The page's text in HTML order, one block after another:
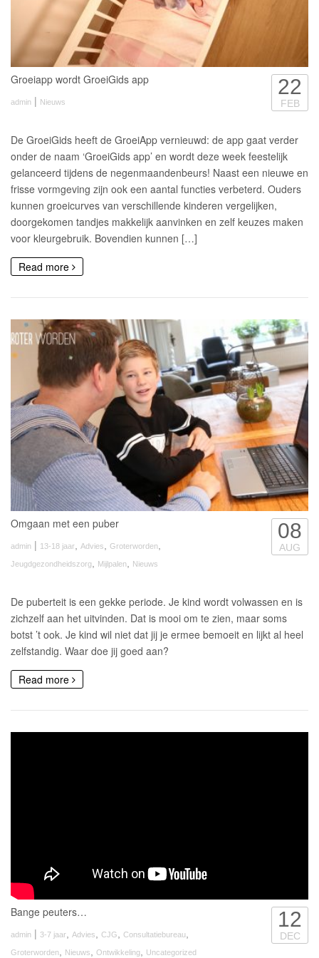
Groeiapp wordt GroeiGids app
admin | Nieuws
22
FEB
De GroeiGids heeft de GroeiApp vernieuwd: de app gaat verder
onder de naam ‘GroeiGids app’ en wordt deze week feestelijk
gelanceerd tijdens de negenmaandenbeurs! Naast een nieuwe en
frisse vormgeving zijn ook een aantal functies verbeterd. Ouders
kunnen groeicurves van verschillende kinderen vergelijken,
doorgekomen tandjes makkelijk aanvinken en zelf keuzes maken
voor kleurgebruik. Bovendien kunnen […]
Read more
Omgaan met een puber
admin | 13-18 jaar, Advies, Groterworden,
Jeugdgezondheidszorg, Mijlpalen, Nieuws
08
AUG
De puberteit is een gekke periode. Je kind wordt volwassen en is
zichzelf aan het uitvinden. Dat is mooi om te zien, maar soms
botst ’t ook. Je kind wil niet dat jij je ermee bemoeit en lijkt al heel
zelfstandig. Waar doe jij goed aan?
Read more
Bange peuters…
admin | 3-7 jaar, Advies, CJG, Consultatiebureau,
Groterworden, Nieuws, Ontwikkeling, Uncategorized
12
DEC